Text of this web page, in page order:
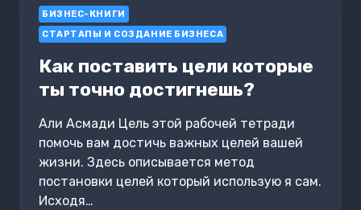
БИЗНЕС-КНИГИ
СТАРТАПЫ И СОЗДАНИЕ БИЗНЕСА
Как поставить цели которые
ты точно достигнешь?
Али Асмади Цель этой рабочей тетради
помочь вам достичь важных целей вашей
жизни. Здесь описывается метод
постановки целей который использую я сам.
Исходя…